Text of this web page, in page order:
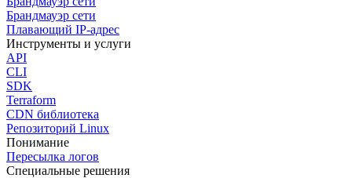
Брандмауэр сети
Плавающий IP-адрес
Инструменты и услуги
API
CLI
SDK
Terraform
CDN библиотека
Репозиторий Linux
Понимание
Пересылка логов
Специальные решения